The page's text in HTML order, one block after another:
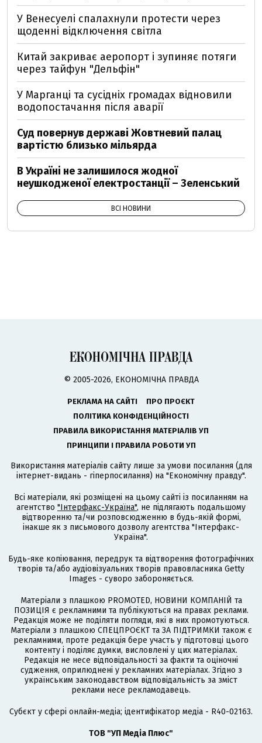
У Венесуелі спалахнули протести через
щоденні відключення світла
Китай закриває аеропорт і зупиняє потяги
через тайфун "Дельфін"
У Марганці та сусідніх громадах відновили
водопостачання після аварії
Суд повернув державі Жовтневий палац
вартістю близько мільярда
В Україні не залишилося жодної
неушкодженої електростанції – Зеленський
ВСІ НОВИНИ
© 2005-2026, ЕКОНОМІЧНА ПРАВДА
РЕКЛАМА НА САЙТІ
ПРО ПРОЄКТ
ПОЛІТИКА КОНФІДЕНЦІЙНОСТІ
ПРАВИЛА ВИКОРИСТАННЯ МАТЕРІАЛІВ УП
ПРИНЦИПИ І ПРАВИЛА РОБОТИ УП
Використання матеріалів сайту лише за умови посилання (для
інтернет-видань - гіперпосилання) на "Економічну правду".
Всі матеріали, які розміщені на цьому сайті із посиланням на
агентство "Інтерфакс-Україна", не підлягають подальшому
відтворенню та/чи розповсюдженню в будь-якій формі,
інакше як з письмового дозволу агентства "Інтерфакс-
Україна".
Будь-яке копіювання, передрук та відтворення фотографічних
творів та/або аудіовізуальних творів правовласника Getty
Images - суворо забороняється.
Матеріали з плашкою PROMOTED, НОВИНИ КОМПАНІЙ та
ПОЗИЦІЯ є рекламними та публікуються на правах реклами.
Редакція може не поділяти погляди, які в них промотуються.
Матеріали з плашкою СПЕЦПРОЄКТ та ЗА ПІДТРИМКИ також є
рекламними, проте редакція бере участь у підготовці цього
контенту і поділяє думки, висловлені у цих матеріалах.
Редакція не несе відповідальності за факти та оціночні
судження, оприлюднені у рекламних матеріалах. Згідно з
українським законодавством відповідальність за зміст
реклами несе рекламодавець.
Cубєкт у сфері онлайн-медіа; ідентифікатор медіа - R40-02163.
ТОВ "УП Медіа Плюс"